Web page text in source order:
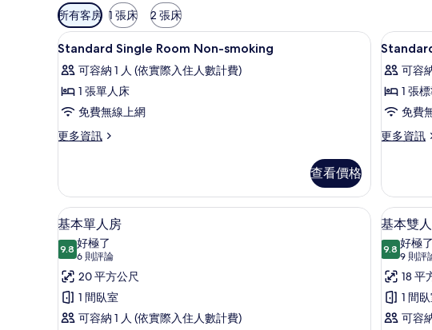
可
用
的
客
房
篩
選
條
所有客房 1 張床 2 張床
顯
示
Standard
Single
Room
Non-
所
有
相
片
高級寢具、舒適加層、客房內保險箱、筆電工作
1
Standard Single Room Non-smoking
可容納 1 人 (依實際入住人數計費)
1 張單人床
免費無線上網
更多資訊
更
Room
Non-
smoking
詳
查看價格
顯
示
Double
Room
Non-
所
有
相
片
1
可容
1 張
免費
更多資訊
更
Room
Non-
smoking
詳
顯
示
基
本
單
人
基本單人房 | 高級寢具、舒適加層、客房內保險
5
基本單人房
9.89.8 分，滿分 10 分
好極了
6 則評論
(6
則
評
論)
20 平方公尺
1 間臥室
可容納 1 人 (依實際入住人數計費)
顯
示
基
本
雙
人
6
基本雙
9.89.8 分，
好極了
9 則評
(9
則
評
論)
18 平
1 間
可容